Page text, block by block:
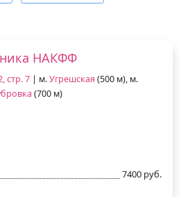
НАКФФ
стр. 7 | м.Угрешская (500 м), м.
(700 м)
7400 руб.